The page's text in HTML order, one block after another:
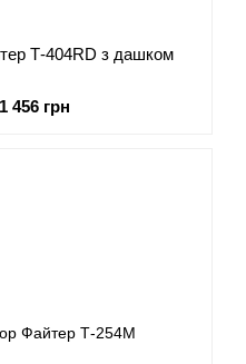
Т-404RD з дашком
456 грн